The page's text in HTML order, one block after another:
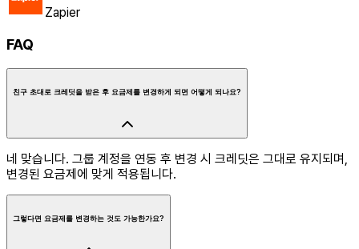
Zapier
FAQ
친구 초대로 크레딧을 받은 후 요금제를 변경하게 되면 어떻게 되나요?
네 맞습니다. 그룹 계정을 연동 후 변경 시 크레딧은 그대로 유지되며,
변경된 요금제에 맞게 적용됩니다.
그렇다면 요금제를 변경하는 것도 가능한가요?